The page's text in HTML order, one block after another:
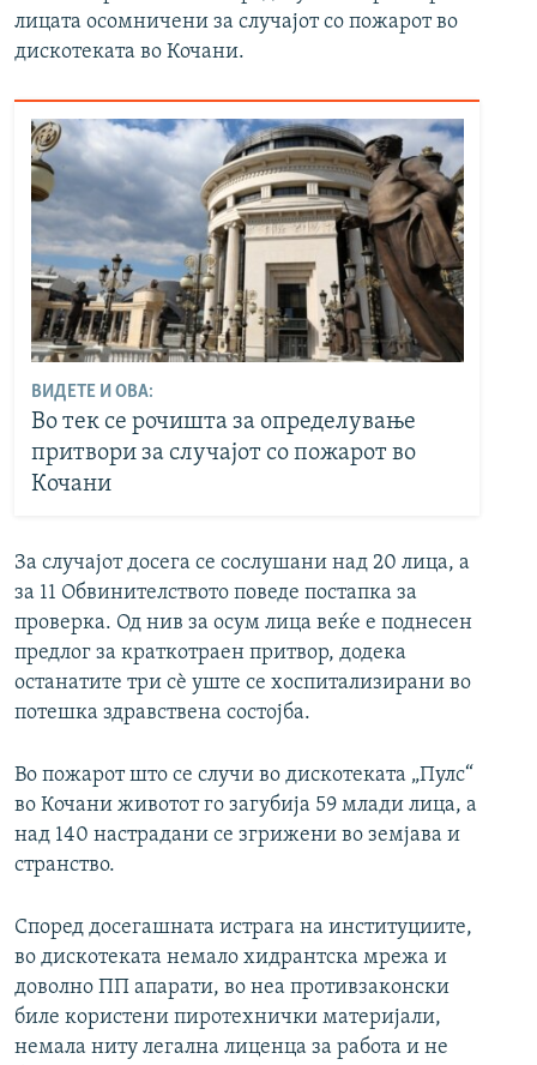
лицата осомничени за случајот со пожарот во
дискотеката во Кочани.
ВИДЕТЕ И ОВА:
Во тек се рочишта за определување
притвори за случајот со пожарот во
Кочани
За случајот досега се сослушани над 20 лица, а
за 11 Обвинителството поведе постапка за
проверка. Од нив за осум лица веќе е поднесен
предлог за краткотраен притвор, додека
останатите три сѐ уште се хоспитализирани во
потешка здравствена состојба.
Во пожарот што се случи во дискотеката „Пулс“
во Кочани животот го загубија 59 млади лица, а
над 140 настрадани се згрижени во земјава и
странство.
Според досегашната истрага на институциите,
во дискотеката немало хидрантска мрежа и
доволно ПП апарати, во неа противзаконски
биле користени пиротехнички материјали,
немала ниту легална лиценца за работа и не